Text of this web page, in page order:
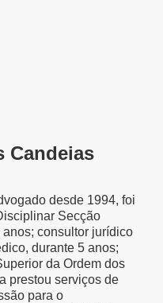
Candeias
desde 1994, foi
Secção
consultor jurídico
durante 5 anos;
da Ordem dos
prestou serviços de
para o